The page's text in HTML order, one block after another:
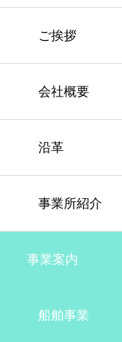
(公共施設)
PUBLIC
ご挨拶
会社概要
沿革
事業所紹介
事業案内
船舶事業